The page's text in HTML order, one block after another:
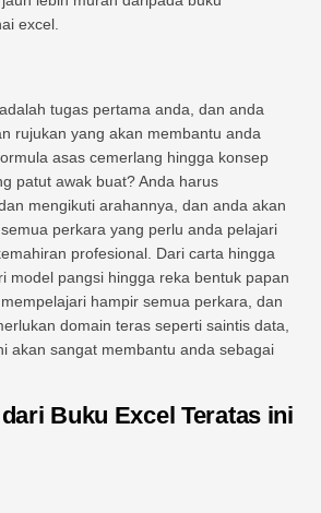
excel.
tugas pertama anda, dan anda
rujukan yang akan membantu anda
asas cemerlang hingga konsep
patut awak buat? Anda harus
mengikuti arahannya, dan anda akan
perkara yang perlu anda pelajari
profesional. Dari carta hingga
model pangsi hingga reka bentuk papan
hampir semua perkara, dan
domain teras seperti saintis data,
akan sangat membantu anda sebagai
Buku Excel Teratas ini